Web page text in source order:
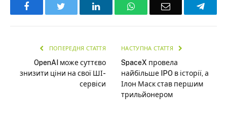
Facebook LinkedInWhatsAppEmail
ПОПЕРЕДНЯ СТАТТЯ
OpenAI може суттєво
знизити ціни на свої ШІ-
сервіси
НАСТУПНА СТАТТЯ
SpaceX провела
найбільше IPO в історії, а
Ілон Маск став першим
трильйонером